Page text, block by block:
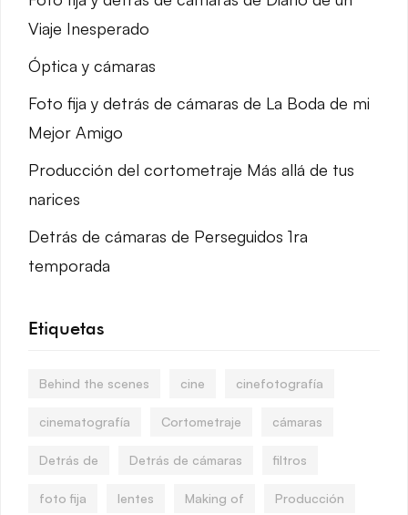
Viaje Inesperado
Óptica y cámaras
Foto fija y detrás de cámaras de La Boda de mi
Mejor Amigo
Producción del cortometraje Más allá de tus
narices
Detrás de cámaras de Perseguidos 1ra
temporada
Etiquetas
Behind the scenes cine cinefotografía
cinematografía Cortometraje cámaras
Detrás de Detrás de cámaras filtros
foto fija lentes Making of Producción